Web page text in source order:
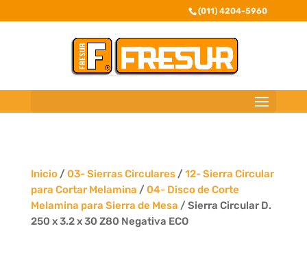
(011) 4204-5960
Inicio/ 03- Sierras Circulares/ 12- Sierra Circular
para Cortar Melamina / 04- Disco de Corte
Melamina para Sierra de Mesa / Sierra Circular D.
250 x 3.2 x 30 Z80 Negativa ECO